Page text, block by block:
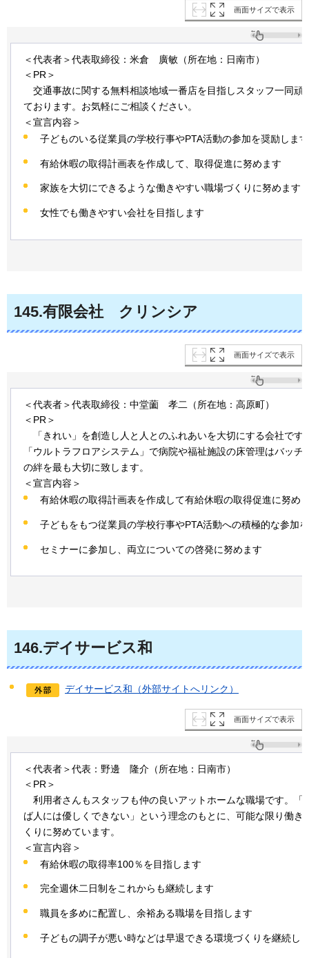
画面サイズで表示
＜代表者＞代表取締役：米倉 廣敏 （所在地：日南市）
＜PR＞
交通事故に関する無料相談地域一番店を目指しスタッフ一同頑
ております。お気軽にご相談ください。
＜宣言内容＞
子どものいる従業員の学校行事やPTA活動の参加を奨励します
有給休暇の取得計画表を作成して、取得促進に努めます
家族を大切にできるような働きやすい職場づくりに努めます
女性でも働きやすい会社を目指します
145.有限会社 クリンシア
画面サイズで表示
＜代表者＞代表取締役：中堂薗 孝二 （所在地：高原町）
＜PR＞
「 きれい」を創造し人と人とのふれあいを大切にする会社です
「ウルトラフロアシステム」で病院や福祉施設の床管理はバッチ
の絆を最も大切に致します。
＜宣言内容＞
有給休暇の取得計画表を作成して有給休暇の取得促進に努め
子どもをもつ従業員の学校行事やPTA活動への積極的な参加
セミナーに参加し、両立についての啓発に努めます
146.デイサービス和
デイサービス和（外部サイトへリンク）
画面サイズで表示
＜代表者＞代表：野邊 隆介 （所在地：日南市）
＜PR＞
利用者さんも スタッフも仲の良いアットホームな職場です。「
ば人には優しくできない」という理念のもとに、可能な限り働き
くりに努めています。
＜宣言内容＞
有給休暇の取得率100％を目指します
完全週休二日制をこれからも継続します
職員を多めに配置し、余裕ある職場を目指します
子どもの調子が悪い時などは早退できる環境づくりを継続し